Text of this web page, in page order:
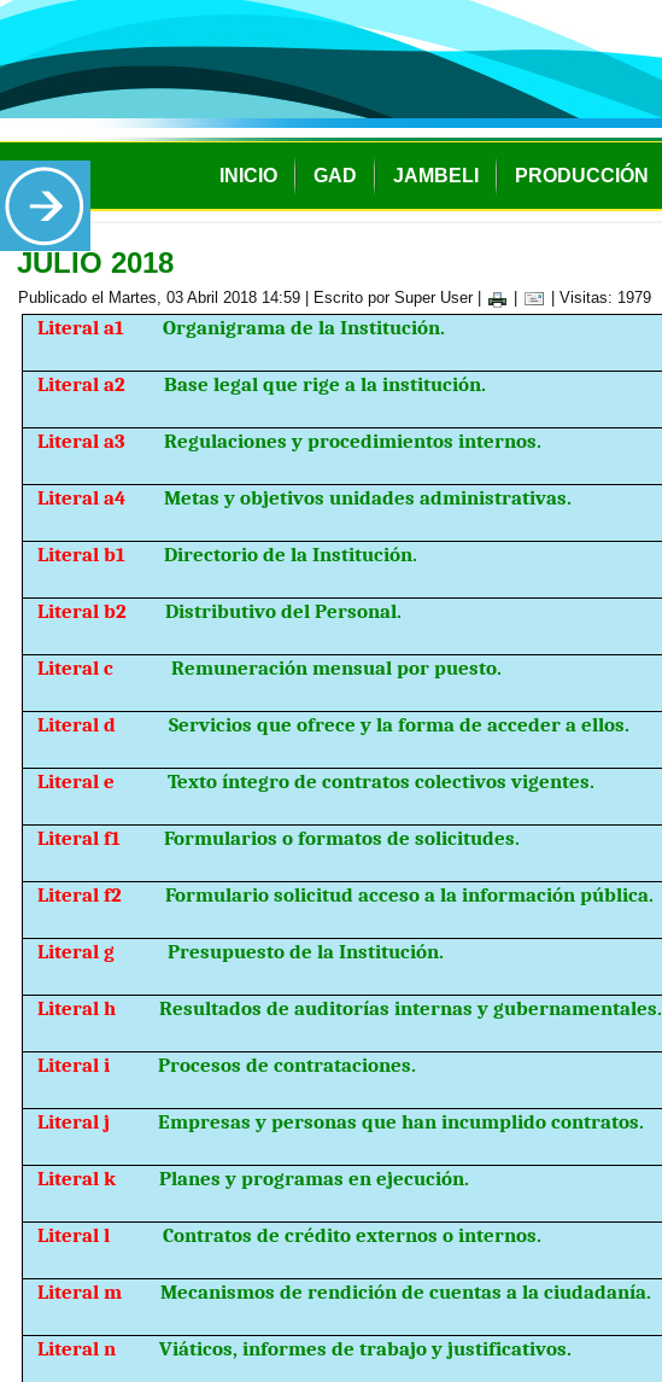
INICIO GAD JAMBELI PRODUCCIÓN
JULIO 2018
Publicado el Martes, 03 Abril 2018 14:59 Escrito por Super User| | Visitas: 1979
Literal a1Organigrama de la Institución.
Literal a2Base legal que rige a la institución.
Literal a3Regulaciones y procedimientos internos.
Literal a4Metas y objetivos unidades administrativas.
Literal b1Directorio de la Institución.
Literal b2Distributivo del Personal.
Literal c Remuneración mensual por puesto.
Literal dServicios que ofrece y la forma de acceder a ellos.
Literal eTexto íntegro de contratos colectivos vigentes.
Literal f1Formularios o formatos de solicitudes.
Literal f2Formulario solicitud acceso a la información pública.
Literal gPresupuesto de la Institución.
Literal hResultados de auditorías internas y gubernamentales.
Literal iProcesos de contrataciones.
Literal jEmpresas y personas que han incumplido contratos.
Literal kPlanes y programas en ejecución.
Literal lContratos de crédito externos o internos.
Literal mMecanismos de rendición de cuentas a la ciudadanía.
Literal nViáticos, informes de trabajo y justificativos.